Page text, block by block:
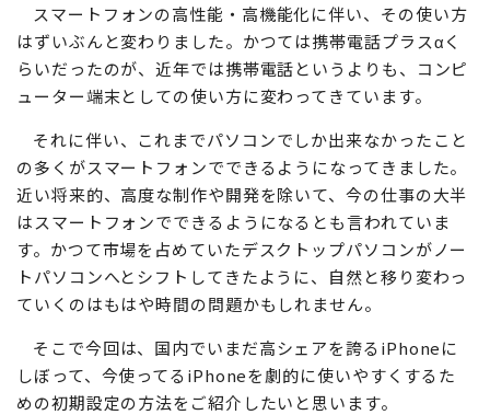
スマートフォンの高性能・高機能化に伴い、その使い方
はずいぶんと変わりました。かつては携帯電話プラスαく
らいだったのが、近年では携帯電話というよりも、コンピ
ューター端末としての使い方に変わってきています。
それに伴い、これまでパソコンでしか出来なかったこと
の多くがスマートフォンでできるようになってきました。
近い将来的、高度な制作や開発を除いて、今の仕事の大半
はスマートフォンでできるようになるとも言われていま
す。かつて市場を占めていたデスクトップパソコンがノー
トパソコンへとシフトしてきたように、自然と移り変わっ
ていくのはもはや時間の問題かもしれません。
そこで今回は、国内でいまだ高シェアを誇るiPhoneに
しぼって、今使ってるiPhoneを劇的に使いやすくするた
めの初期設定の方法をご紹介したいと思います。